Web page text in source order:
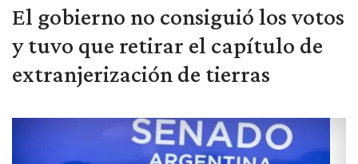
El gobierno no consiguió los votos
y tuvo que retirar el capítulo de
extranjerización de tierras